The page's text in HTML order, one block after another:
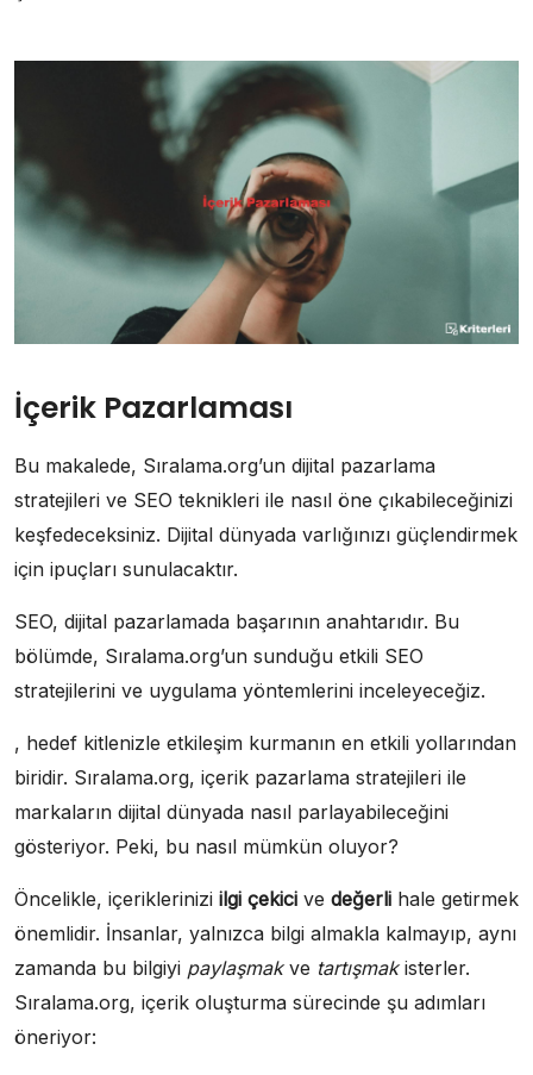
İçerik Pazarlaması
Bu makalede, Sıralama.org’un dijital pazarlama
stratejileri ve SEO teknikleri ile nasıl öne çıkabileceğinizi
keşfedeceksiniz. Dijital dünyada varlığınızı güçlendirmek
için ipuçları sunulacaktır.
SEO, dijital pazarlamada başarının anahtarıdır. Bu
bölümde, Sıralama.org’un sunduğu etkili SEO
stratejilerini ve uygulama yöntemlerini inceleyeceğiz.
, hedef kitlenizle etkileşim kurmanın en etkili yollarından
biridir. Sıralama.org, içerik pazarlama stratejileri ile
markaların dijital dünyada nasıl parlayabileceğini
gösteriyor. Peki, bu nasıl mümkün oluyor?
Öncelikle, içeriklerinizi ilgi çekici ve değerli hale getirmek
önemlidir. İnsanlar, yalnızca bilgi almakla kalmayıp, aynı
zamanda bu bilgiyi paylaşmakve tartışmakisterler.
Sıralama.org, içerik oluşturma sürecinde şu adımları
öneriyor: